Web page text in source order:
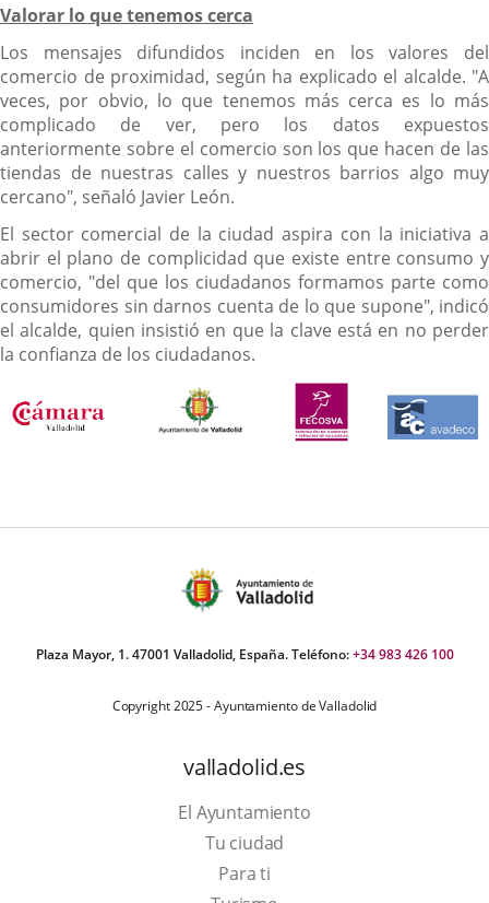
Valorar lo que tenemos cerca
Los mensajes difundidos inciden en los valores del
comercio de proximidad, según ha explicado el alcalde. "A
veces, por obvio, lo que tenemos más cerca es lo más
complicado de ver, pero los datos expuestos
anteriormente sobre el comercio son los que hacen de las
tiendas de nuestras calles y nuestros barrios algo muy
cercano", señaló Javier León.
El sector comercial de la ciudad aspira con la iniciativa a
abrir el plano de complicidad que existe entre consumo y
comercio, "del que los ciudadanos formamos parte como
consumidores sin darnos cuenta de lo que supone", indicó
el alcalde, quien insistió en que la clave está en no perder
la confianza de los ciudadanos.
Plaza Mayor, 1. 47001 Valladolid, España. Teléfono:+34 983 426 100
Copyright 2025 - Ayuntamiento de Valladolid
valladolid.es
El Ayuntamiento
Tu ciudad
Para ti